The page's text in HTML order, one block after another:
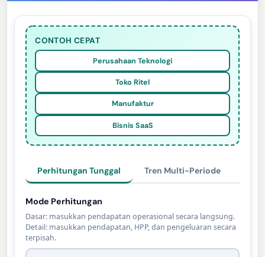
CONTOH CEPAT
Perusahaan Teknologi
Toko Ritel
Manufaktur
Bisnis SaaS
Perhitungan Tunggal Tren Multi-Periode
Mode Perhitungan
Dasar: masukkan pendapatan operasional secara langsung.
Detail: masukkan pendapatan, HPP, dan pengeluaran secara
terpisah.